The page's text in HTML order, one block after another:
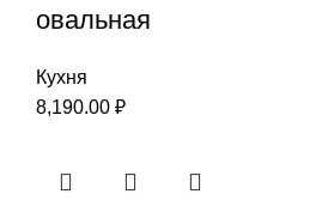
овальная
Кухня
8,190.00 ₽